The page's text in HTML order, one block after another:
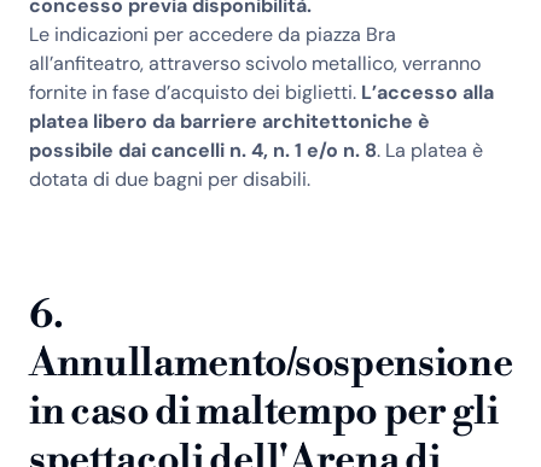
concesso previa disponibilità.
Le indicazioni per accedere da piazza Bra
all’anfiteatro, attraverso scivolo metallico, verranno
fornite in fase d’acquisto dei biglietti. L’accesso alla
platea libero da barriere architettoniche è
possibile dai cancelli n. 4, n. 1 e/o n. 8. La platea è
dotata di due bagni per disabili.
6.
Annullamento/sospensione
in caso di maltempo per gli